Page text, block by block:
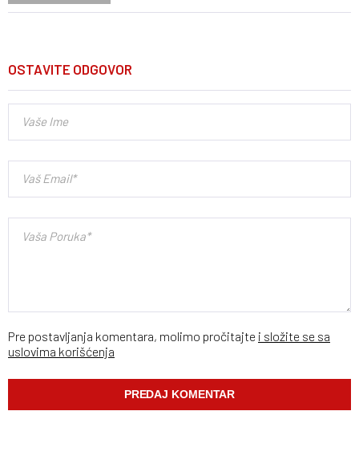
OSTAVITE ODGOVOR
Pre postavljanja komentara, molimo pročitajte i složite se sa
uslovima korišćenja